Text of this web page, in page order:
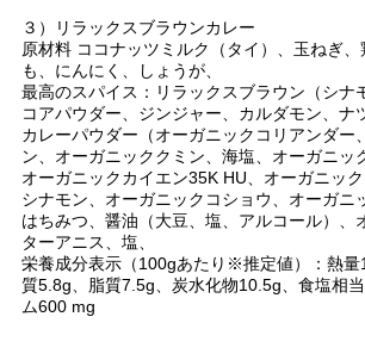
３）リラックスブラウンカレー
原材料 ココナッツミルク（タイ）、玉ねぎ
も、にんにく、しょうが、
最高のスパイス：リラックスブラウン（シナ
コアパウダー、ジンジャー、カルダモン、ナ
カレーパウダー（オーガニックコリアンダー
ン、オーガニッククミン、海塩、オーガニッ
オーガニックカイエン35K HU、オーガニッ
シナモン、オーガニックコショウ、オーガニ
はちみつ、醤油（大豆、塩、アルコール）、
ターアニス、塩、
栄養成分表示（100gあたり※推定値）：熱量
質5.8g、脂質7.5g、炭水化物10.5g、食塩相
ム600 mg